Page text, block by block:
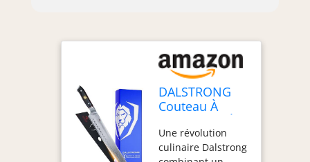
de barbecue, la
citrouille et la
pastèque.
Dalstrong Power:
Ultra pointu AUS-
japonais super
noyau de coupe en
DALSTRONG
Couteau À
Sculpter - 14" -
Extra Longue -
Une révolution
culinaire Dalstrong